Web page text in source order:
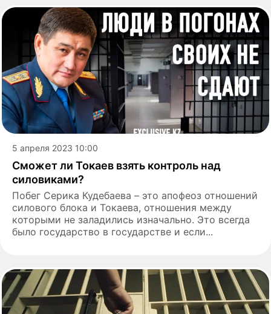
5 апреля 2023 10:00
Сможет ли Токаев взять контроль над
силовиками?
Побег Серика Кудебаева – это апофеоз отношений
силового блока и Токаева, отношения между
которыми не заладились изначально. Это всегда
было государство в государстве и если...